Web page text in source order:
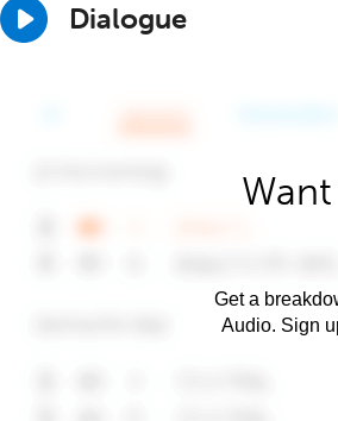
Dialogue
Get a
Audio. Sign